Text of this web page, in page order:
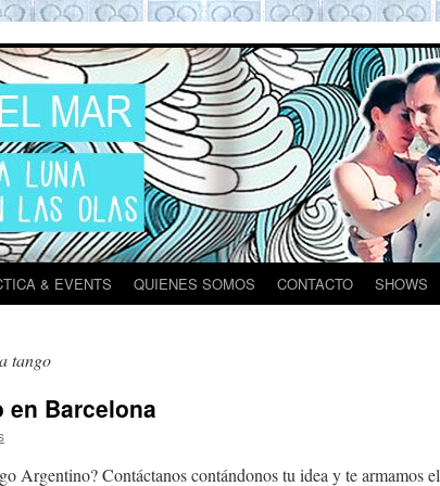
& EVENTS QUIENES SOMOS CONTACTO SHOWS
tango
en Barcelona
Argentino? Contáctanos contándonos tu idea y te armamos el